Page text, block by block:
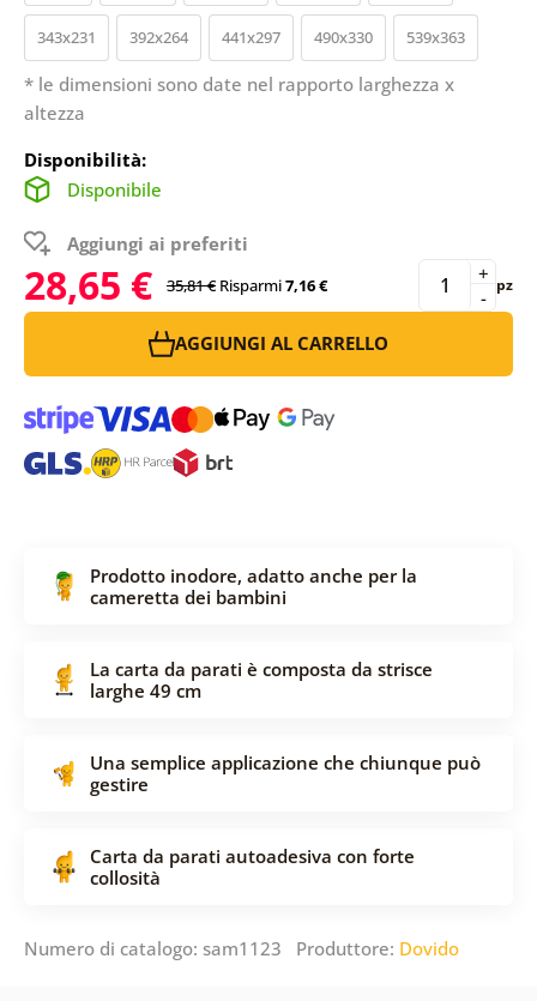
343x231 392x264 441x297 490x330 539x363
* le dimensioni sono date nel rapporto larghezza x
altezza
Disponibilità:
Disponibile
Aggiungi ai preferiti
28,65 € 35,81 € Risparmi7,16 € -
+ pz
AGGIUNGI AL CARRELLO
Prodotto inodore, adatto anche per la
cameretta dei bambini
La carta da parati è composta da strisce
larghe 49 cm
Una semplice applicazione che chiunque può
gestire
Carta da parati autoadesiva con forte
collosità
Numero di catalogo: sam1123 Produttore: Dovido